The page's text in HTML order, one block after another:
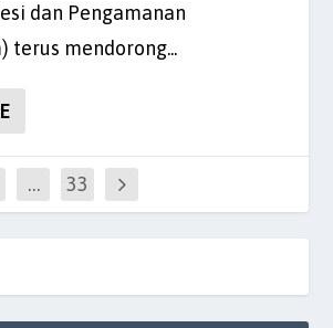
dan Pengamanan
terus mendorong...
… 33